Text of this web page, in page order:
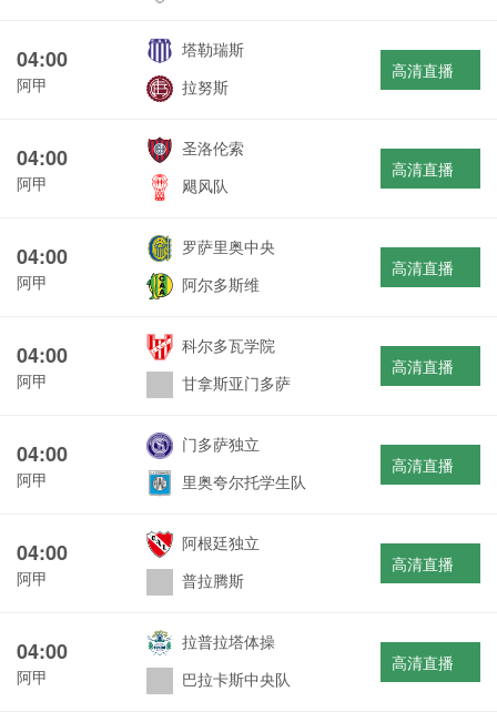
04:00
阿甲
塔勒瑞斯
拉努斯
高清直播
04:00
阿甲
圣洛伦索
飓风队
高清直播
04:00
阿甲
罗萨里奥中央
阿尔多斯维
高清直播
04:00
阿甲
科尔多瓦学院
甘拿斯亚门多萨
高清直播
04:00
阿甲
门多萨独立
里奥夸尔托学生队
高清直播
04:00
阿甲
阿根廷独立
普拉腾斯
高清直播
04:00
阿甲
拉普拉塔体操
巴拉卡斯中央队
高清直播